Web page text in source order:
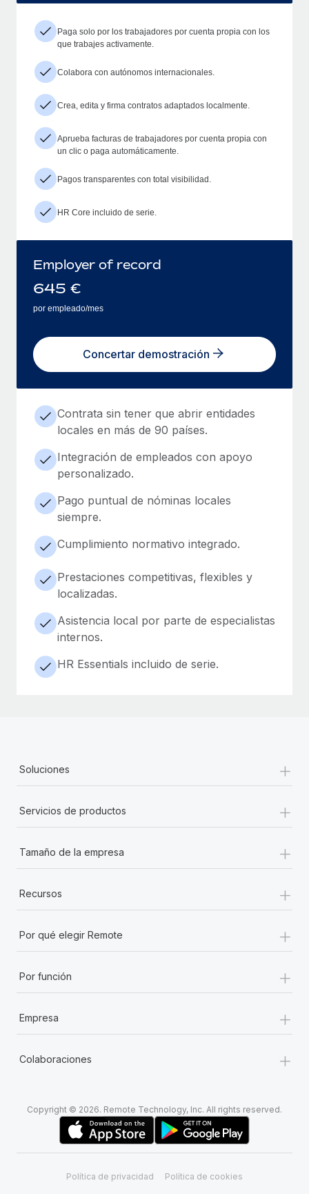
Paga solo por los trabajadores por cuenta propia con los
que trabajes activamente.
Colabora con autónomos internacionales.
Crea, edita y firma contratos adaptados localmente.
Aprueba facturas de trabajadores por cuenta propia con
un clic o paga automáticamente.
Pagos transparentes con total visibilidad.
HR Core incluido de serie.
Employer of record
645 €
por empleado/mes
Concertar demostración
Contrata sin tener que abrir entidades
locales en más de 90 países.
Integración de empleados con apoyo
personalizado.
Pago puntual de nóminas locales
siempre.
Cumplimiento normativo integrado.
Prestaciones competitivas, flexibles y
localizadas.
Asistencia local por parte de especialistas
internos.
HR Essentials incluido de serie.
Soluciones +
Servicios de productos +
Tamaño de la empresa +
Recursos +
Por qué elegir Remote +
Por función +
Empresa +
Colaboraciones +
Copyright © 2026. Remote Technology, Inc. All rights reserved.
Política de privacidad Política de cookies